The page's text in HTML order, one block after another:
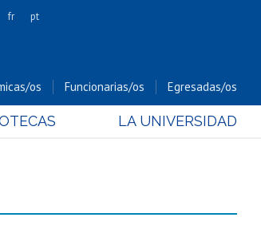
y Conservación
fr pt
os Funcionarias/os Egresadas/os
LA UNIVERSIDAD